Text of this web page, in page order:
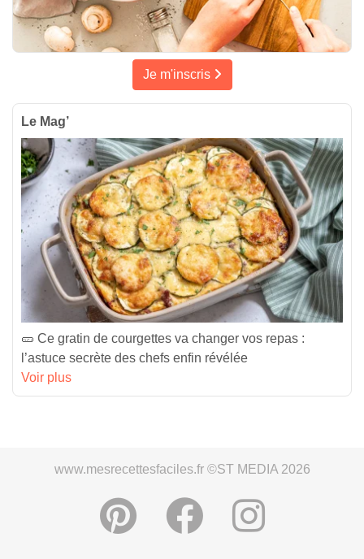
Je m'inscris
Le Mag’
🥒 Ce gratin de courgettes va changer vos repas :
l’astuce secrète des chefs enfin révélée
Voir plus
www.mesrecettesfaciles.fr ©ST MEDIA 2026